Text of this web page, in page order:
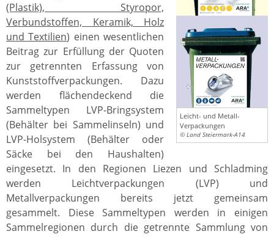
Leicht- und Metall-
Verpackungen
© Land Steiermark-A14
(Plastik), Styropor,
Verbundstoffen, Keramik, Holz
und Textilien) einen wesentlichen
Beitrag zur Erfüllung der Quoten
zur getrennten Erfassung von
Kunststoffverpackungen. Dazu
werden flächendeckend die
Sammeltypen LVP-Bringsystem
(Behälter bei Sammelinseln) und
LVP-Holsystem (Behälter oder
Säcke bei den Haushalten)
eingesetzt. In den Regionen Liezen und Schladming
werden Leichtverpackungen (LVP) und
Metallverpackungen bereits jetzt gemeinsam
gesammelt. Diese Sammeltypen werden in einigen
Sammelregionen durch die getrennte Sammlung von